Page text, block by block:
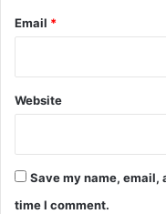
Email *
Website
Save my name, email,
time I comment.